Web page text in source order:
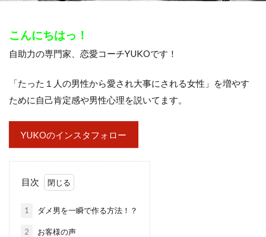
こんにちはっ！
自助力の専門家、恋愛コーチYUKOです！
「たった１人の男性から愛され大事にされる女性」を増やす
ために自己肯定感や男性心理を説いてます。
YUKOのインスタフォロー
目次
1 ダメ男を一瞬で作る方法！？
2 お客様の声